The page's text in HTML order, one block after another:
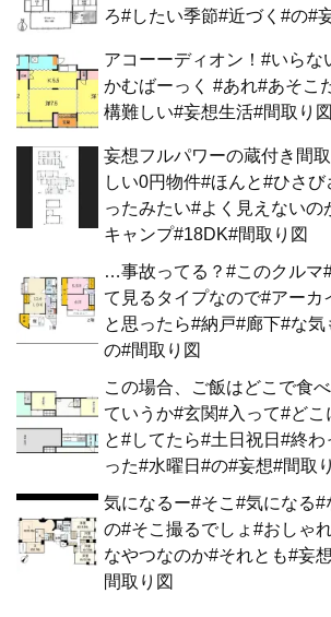
ろ#したい季節#近づく#の#
アコーーディオン！#いらな
かむばーっく #あれ#あそこ
構難しい#妄想生活#間取り図
妄想フルパワーの蔵付き間
しい0円物件#ほんと#ひさ
ったみたい#よく見えないの
キャンプ#18DK#間取り図
…事故ってる？#このクルマ
て見るタイプなので#アーカ
と思ったら#納戸#廊下#な気
の#間取り図
この場合、ご飯はどこで食
ていうか#玄関#入って#どこ
と#してたら#土日祝日#終わ
った#水曜日#の#妄想#間取
気になるー#そこ#気になる#
の#そこ撮るでしょ#おしゃ
なやつなのか#それとも#妄
間取り図